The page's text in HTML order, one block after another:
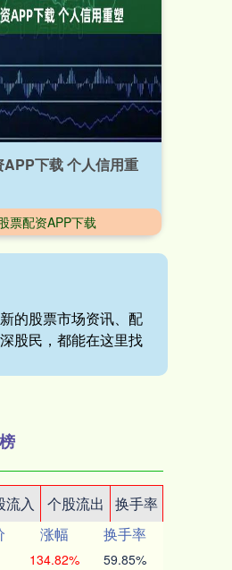
下载 个人信用重
票配资APP下载
的股票市场资讯、配
股民，都能在这里找
流入 个股流出
换手率
涨幅
换手率
134.82% 59.85%